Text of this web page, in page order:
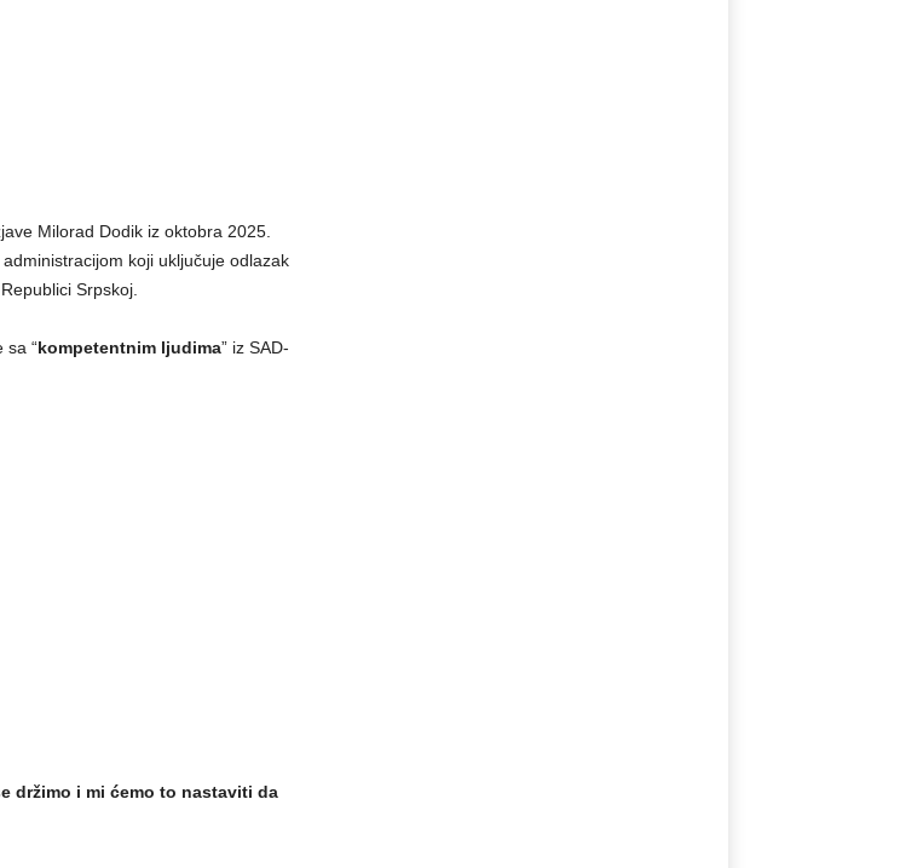
Milorad Dodik iz oktobra 2025.
koji uključuje odlazak
Srpskoj.
sa “kompetentnim ljudima” iz SAD-
držimo i mi ćemo to nastaviti da